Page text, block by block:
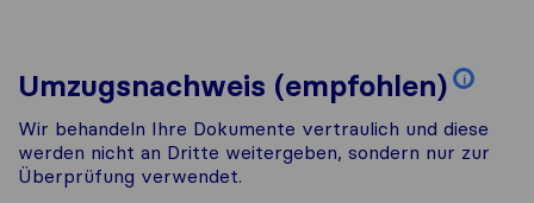
Umzugsnachweis (empfohlen) i
Wir behandeln Ihre Dokumente vertraulich und diese
werden nicht an Dritte weitergeben, sondern nur zur
Überprüfung verwendet.